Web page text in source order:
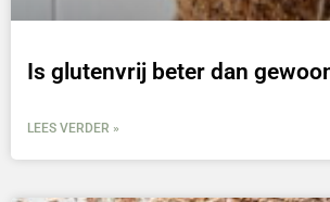
Is glutenvrij beter dan
LEES VERDER »